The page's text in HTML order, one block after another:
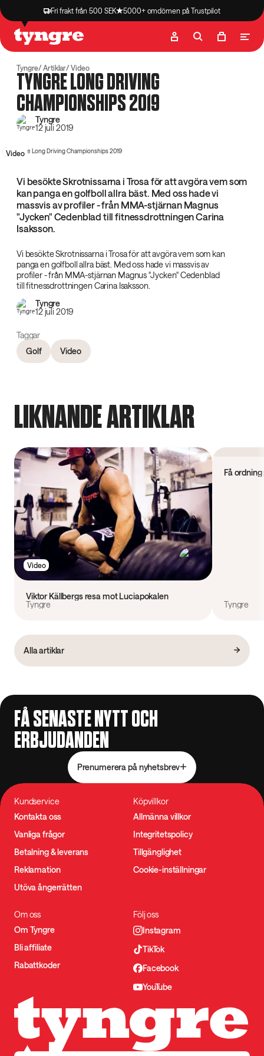
Fri frakt från 500 SEK 5000+ omdömen på Trustpilot
Butik Recept
Tyngre Artiklar Video
TYNGRE LONG DRIVING
CHAMPIONSHIPS 2019
Tyngre
12 juli 2019
Video
Vi besökte Skrotnissarna i Trosa för att avgöra vem som
kan panga en golfboll allra bäst. Med oss hade vi
massvis av profiler - från MMA-stjärnan Magnus
"Jycken" Cedenblad till fitnessdrottningen Carina
Isaksson.
Vi besökte Skrotnissarna i Trosa för att avgöra vem som kan
panga en golfboll allra bäst. Med oss hade vi massvis av
profiler - från MMA-stjärnan Magnus "Jycken" Cedenblad
till fitnessdrottningen Carina Isaksson.
Tyngre
12 juli 2019
Taggar
Golf
Video
LIKNANDE ARTIKLAR
Video
Viktor Källbergs resa mot Luciapokalen
Tyngre
Få
Tyngre
Alla artiklar
FÅ SENASTE NYTT OCH
ERBJUDANDEN
Prenumerera på nyhetsbrev
Kundservice
Kontakta oss
Vanliga frågor
Betalning & leverans
Reklamation
Utöva ångerrätten
Köpvillkor
Allmänna villkor
Integritetspolicy
Tillgänglighet
Cookie-inställningar
Om oss
Om Tyngre
Bli affiliate
Rabattkoder
Följ oss
Instagram
TikTok
Facebook
YouTube